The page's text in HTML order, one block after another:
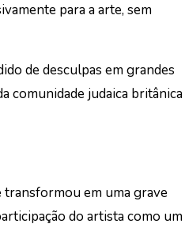
para a arte, sem
de desculpas em grandes
comunidade judaica britânica
transformou em uma grave
do artista como um